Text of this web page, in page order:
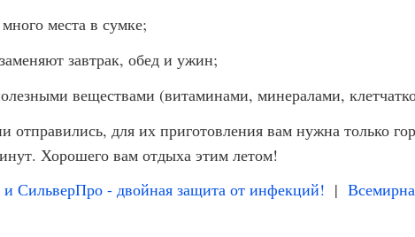
места в сумке;
завтрак, обед и ужин;
веществами (витаминами, минералами,
отправились, для их приготовления вам нужна только
Хорошего вам отдыха этим летом!
СильверПро - двойная защита от инфекций! |